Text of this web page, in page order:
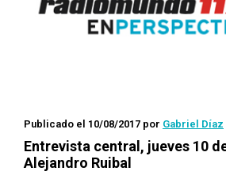
Publicado el 10/08/2017 por Gabriel Díaz
Entrevista central, jueves 10
Alejandro Ruibal